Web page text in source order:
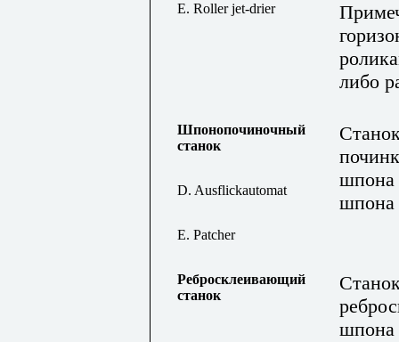
E. Roller jet-drier
либо
Шпонопочиночный
станок
шпона
шпона
D. Ausflickautomat
E. Patcher
Ребросклеивающий
станок
шпона